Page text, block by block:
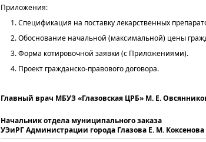
Приложения:
Спецификация на поставку лекарственных
Обоснование начальной (максимальной) цены
Форма котировочной заявки (с Приложениями).
Проект гражданско-правового договора.
Главный врач МБУЗ «Глазовская ЦРБ» М. Е.
Начальник отдела муниципального заказа
УЭиРГ Администрации города Глазова Е. М. Коксенова